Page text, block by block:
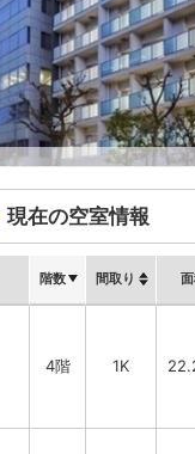
現在の空室情報
階数 間取り
4階 1K